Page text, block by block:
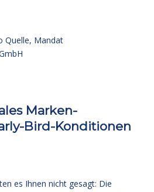
Quelle, Mandat
Marken-
Bird-Konditionen
es Ihnen nicht gesagt: Die